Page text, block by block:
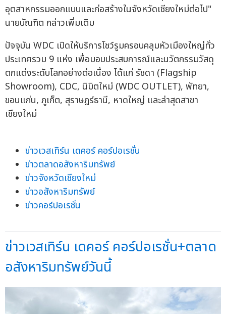
อุตสาหกรรมออกแบบและก่อสร้างในจังหวัดเชียงใหม่ต่อไป"
นายบัณฑิต กล่าวเพิ่มเติม
ปัจจุบัน WDC เปิดให้บริการโชว์รูมครอบคลุมหัวเมืองใหญ่ทั่ว
ประเทศรวม 9 แห่ง เพื่อมอบประสบการณ์และนวัตกรรมวัสดุ
ตกแต่งระดับโลกอย่างต่อเนื่อง ได้แก่ รัชดา (Flagship
Showroom), CDC, นิมิตใหม่ (WDC OUTLET), พัทยา,
ขอนแก่น, ภูเก็ต, สุราษฎร์ธานี, หาดใหญ่ และล่าสุดสาขา
เชียงใหม่
ข่าวเวสเทิร์น เดคอร์ คอร์ปอเรชั่น
ข่าวตลาดอสังหาริมทรัพย์
ข่าวจังหวัดเชียงใหม่
ข่าวอสังหาริมทรัพย์
ข่าวคอร์ปอเรชั่น
ข่าวเวสเทิร์น เดคอร์ คอร์ปอเรชั่น+ตลาด
อสังหาริมทรัพย์วันนี้